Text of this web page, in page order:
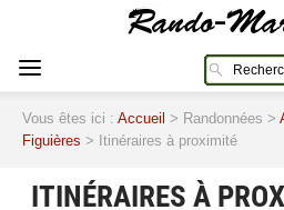
Vous êtes ici : Accueil > Randonnées >
Figuières > Itinéraires à proximité
ITINÉRAIRES À